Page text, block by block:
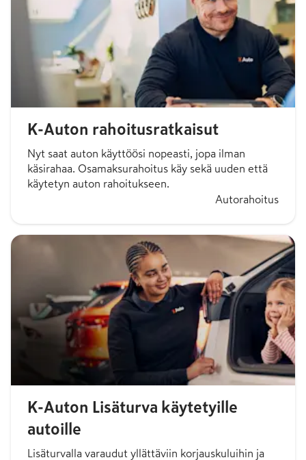
K-Auton rahoitusratkaisut
Nyt saat auton käyttöösi nopeasti, jopa ilman
käsirahaa. Osamaksurahoitus käy sekä uuden että
käytetyn auton rahoitukseen.
Autorahoitus
K-Auton Lisäturva käytetyille
autoille
Lisäturvalla varaudut yllättäviin korjauskuluihin ja